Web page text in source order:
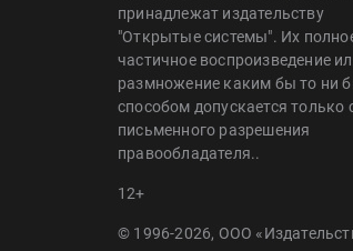
принадлежат издательству
"Открытые системы". Их
частичное воспроизведение
размножение каким бы то ни
способом допускается только
письменного разрешения
правообладателя..
12+
© 1996-2026, ООО